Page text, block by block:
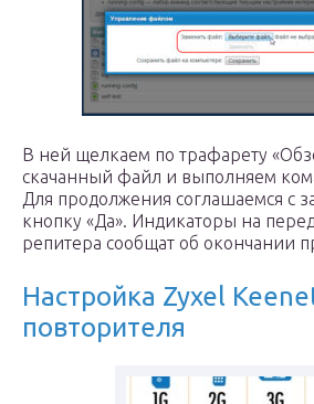
В ней щелкаем по трафарету
скачанный файл и выполняем
Для продолжения соглашаемся с
кнопку «Да». Индикаторы на
репитера сообщат об окончании
Настройка Zyxel
повторителя